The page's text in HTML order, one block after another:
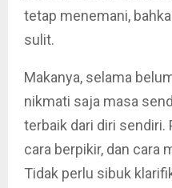
tetap menemani,
sulit.
Makanya, selama
nikmati saja masa
terbaik dari diri sendiri.
cara berpikir, dan cara
Tidak perlu sibuk